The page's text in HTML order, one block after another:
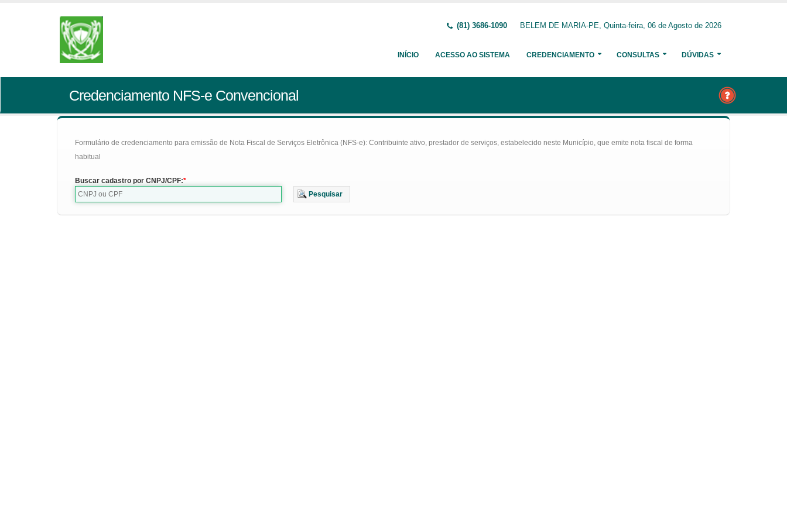
(81) 3686-1090 BELEM DE MARIA-PE, Quinta-feira, 06 de Agosto de 2026
INÍCIO ACESSO AO SISTEMA CREDENCIAMENTO CONSULTAS DÚVIDAS
Credenciamento NFS-e Convencional
Formulário de credenciamento para emissão de Nota Fiscal de Serviços Eletrônica (NFS-e): Contribuinte ativo, prestador de serviços, estabelecido neste Município, que emite nota fiscal de forma
habitual
Buscar cadastro por CNPJ/CPF:
Pesquisar